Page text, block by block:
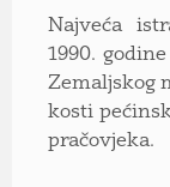
Najveća
1990.
Zemaljskog
kosti
pračovjeka.